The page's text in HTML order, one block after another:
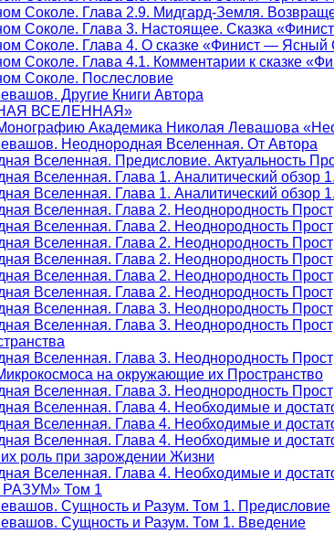
Соколе. Глава 2.9. Мидгард-Земля.
Соколе. Глава 3. Настоящее. Сказка
Соколе. Глава 4. О сказке «Финист — Ясный
Соколе. Глава 4.1. Комментарии к сказке
Соколе. Послесловие
Другие Книги Автора
ВСЕЛЕННАЯ»
Академика Николая Левашова
Неоднородная Вселенная. От Автора
Вселенная. Предисловие. Актуальность
Вселенная. Глава 1. Аналитический обзор
Вселенная. Глава 1. Аналитический обзор
Вселенная. Глава 2. Неоднородность
Вселенная. Глава 2. Неоднородность
Вселенная. Глава 2. Неоднородность
Вселенная. Глава 2. Неоднородность
Вселенная. Глава 2. Неоднородность
Вселенная. Глава 2. Неоднородность
Вселенная. Глава 3. Неоднородность
Вселенная. Глава 3. Неоднородность
Вселенная. Глава 3. Неоднородность
на окружающие их Пространство
Вселенная. Глава 3. Неоднородность
Вселенная. Глава 4. Необходимые и
Вселенная. Глава 4. Необходимые и
Вселенная. Глава 4. Необходимые и
роль при зарождении Жизни
Вселенная. Глава 4. Необходимые и
Том 1
Сущность и Разум. Том 1. Предисловие
Сущность и Разум. Том 1. Введение